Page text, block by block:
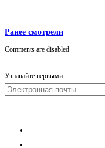
Ранее смотрели
Comments are disabled
Узнавайте первыми: